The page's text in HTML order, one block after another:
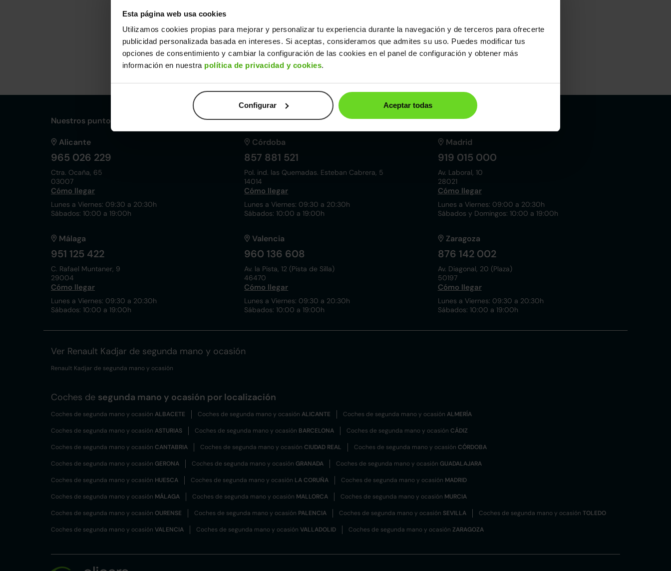
Esta página web usa cookies
Utilizamos cookies propias para mejorar y personalizar tu experiencia durante la navegación y de terceros para ofrecerte
publicidad personalizada basada en intereses. Si aceptas, consideramos que admites su uso. Puedes modificar tus
opciones de consentimiento y cambiar la configuración de las cookies en el panel de configuración y obtener más
información en nuestra política de privacidad y cookies.
Configurar Aceptar todas
192km/h
Consumo urbano
6.8l/100
Consumo carretera
4.9l/100
Dimensiones y otros datos
Largo
Ancho
1,84m
Alto
1,61m
Peso
1.306kg
Depósito
55l
Maletero
472l
Nuestros puntos de venta Clicars:
Alicante
965 026 229
Ctra. Ocaña, 65
03007
Cómo llegar
Lunes a Viernes: 09:30 a 20:30h
Sábados: 10:00 a 19:00h
Córdoba
857 881 521
Pol. ind. las Quemadas. Esteban Cabrera, 5
14014
Cómo llegar
Lunes a Viernes: 09:30 a 20:30h
Sábados: 10:00 a 19:00h
Madrid
919 015 000
Av. Laboral, 10
28021
Cómo llegar
Lunes a Viernes: 09:00 a 20:30h
Sábados y Domingos: 10:00 a 19:00h
Málaga
951 125 422
C. Rafael Muntaner, 9
29004
Cómo llegar
Lunes a Viernes: 09:30 a 20:30h
Sábados: 10:00 a 19:00h
Valencia
960 136 608
Av. la Pista, 12 (Pista de Silla)
46470
Cómo llegar
Lunes a Viernes: 09:30 a 20:30h
Sábados: 10:00 a 19:00h
Zaragoza
876 142 002
Av. Diagonal, 20 (Plaza)
50197
Cómo llegar
Lunes a Viernes: 09:30 a 20:30h
Sábados: 10:00 a 19:00h
Ver Renault Kadjar de segunda mano y ocasión
Renault Kadjar de segunda mano y ocasión
Coches de segunda mano y ocasión por localización
Coches de segunda mano y ocasión ALBACETE Coches de segunda mano y ocasión ALICANTE Coches de segunda mano y ocasión ALMERÍA
Coches de segunda mano y ocasión ASTURIAS Coches de segunda mano y ocasión BARCELONA Coches de segunda mano y ocasión CÁDIZ
Coches de segunda mano y ocasión CANTABRIA Coches de segunda mano y ocasión CIUDAD REAL Coches de segunda mano y ocasión CÓRDOBA
Coches de segunda mano y ocasión GERONA Coches de segunda mano y ocasión GRANADA Coches de segunda mano y ocasión GUADALAJARA
Coches de segunda mano y ocasión HUESCA Coches de segunda mano y ocasión LA CORUÑA Coches de segunda mano y ocasión MADRID
Coches de segunda mano y ocasión MÁLAGA Coches de segunda mano y ocasión MALLORCA Coches de segunda mano y ocasión MURCIA
Coches de segunda mano y ocasión OURENSE Coches de segunda mano y ocasión PALENCIA Coches de segunda mano y ocasión SEVILLA Coches de segunda mano y ocasión TOLEDO
Coches de segunda mano y ocasión VALENCIA Coches de segunda mano y ocasión VALLADOLID Coches de segunda mano y ocasión ZARAGOZA